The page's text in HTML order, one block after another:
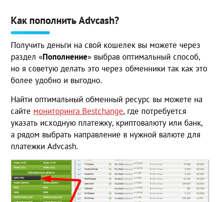
Как пополнить Advcash?
Получить деньги на свой кошелек вы можете через
раздел «Пополнение» выбрав оптимальный способ,
но я советую делать это через обменники так как это
более удобно и выгодно.
Найти оптимальный обменный ресурс вы можете на
сайте мониторинга Bestchange, где потребуется
указать исходную платежку, криптовалюту или банк,
а рядом выбрать направление в нужной валюте для
платежки Advcash.